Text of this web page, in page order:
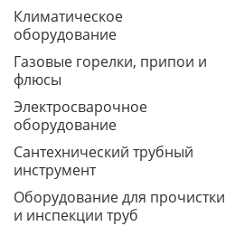
Климатическое
оборудование
Газовые горелки, припои и
флюсы
Электросварочное
оборудование
Сантехнический трубный
инструмент
Оборудование для прочистки
и инспекции труб